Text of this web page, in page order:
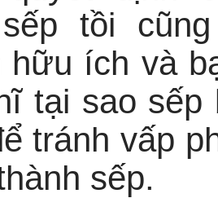
tồi
hữu ích và
tại sao
tránh vấp
sếp.